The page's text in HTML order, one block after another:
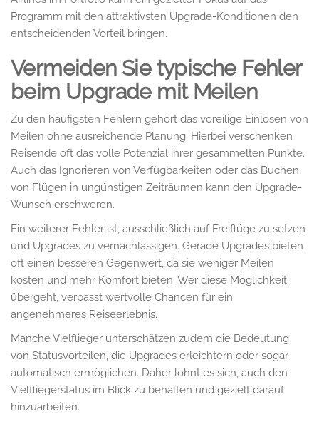
Programm mit den attraktivsten Upgrade-Konditionen den
entscheidenden Vorteil bringen.
Vermeiden Sie typische Fehler
beim Upgrade mit Meilen
Zu den häufigsten Fehlern gehört das voreilige Einlösen von
Meilen ohne ausreichende Planung. Hierbei verschenken
Reisende oft das volle Potenzial ihrer gesammelten Punkte.
Auch das Ignorieren von Verfügbarkeiten oder das Buchen
von Flügen in ungünstigen Zeiträumen kann den Upgrade-
Wunsch erschweren.
Ein weiterer Fehler ist, ausschließlich auf Freiflüge zu setzen
und Upgrades zu vernachlässigen. Gerade Upgrades bieten
oft einen besseren Gegenwert, da sie weniger Meilen
kosten und mehr Komfort bieten. Wer diese Möglichkeit
übergeht, verpasst wertvolle Chancen für ein
angenehmeres Reiseerlebnis.
Manche Vielflieger unterschätzen zudem die Bedeutung
von Statusvorteilen, die Upgrades erleichtern oder sogar
automatisch ermöglichen. Daher lohnt es sich, auch den
Vielfliegerstatus im Blick zu behalten und gezielt darauf
hinzuarbeiten.